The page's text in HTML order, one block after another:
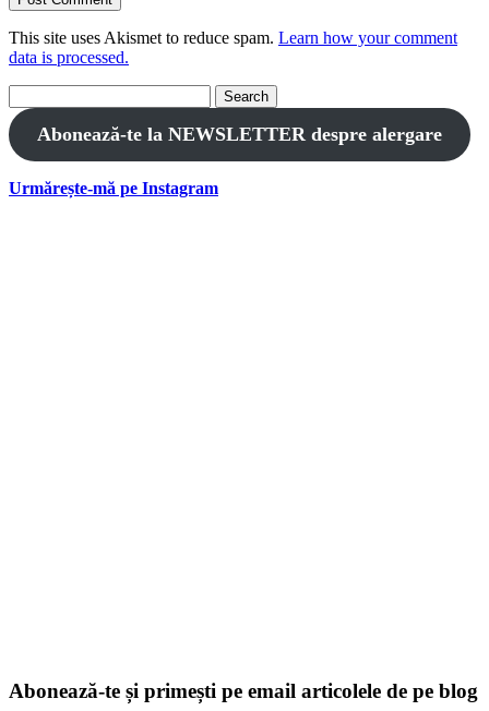
This site uses Akismet to reduce spam. Learn how your comment
data is processed.
for:
Abonează-te la NEWSLETTER despre alergare
Urmărește-mă pe Instagram
Abonează-te și primești pe email articolele de pe blog